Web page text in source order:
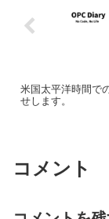
米国太平洋時間で
せします。
コメント